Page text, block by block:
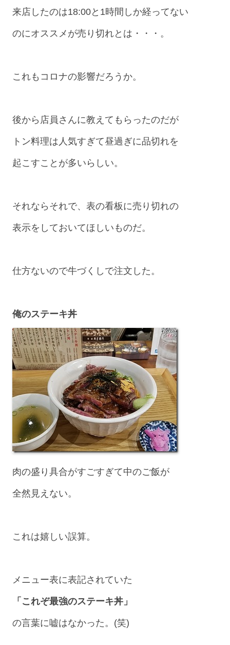
来店したのは18:00と1時間しか経ってない
のにオススメが売り切れとは・・・。
これもコロナの影響だろうか。
後から店員さんに教えてもらったのだが
トン料理は人気すぎて昼過ぎに品切れを
起こすことが多いらしい。
それならそれで、表の看板に売り切れの
表示をしておいてほしいものだ。
仕方ないので牛づくしで注文した。
俺のステーキ丼
肉の盛り具合がすごすぎて中のご飯が
全然見えない。
これは嬉しい誤算。
メニュー表に表記されていた
「これぞ最強のステーキ丼」
の言葉に嘘はなかった。(笑)